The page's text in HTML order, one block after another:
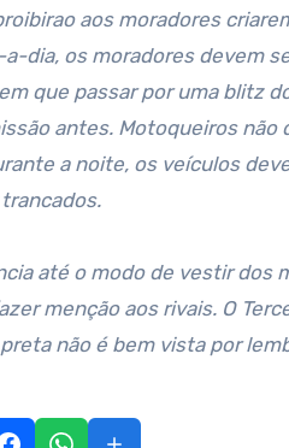
aos moradores
a-dia, os moradores devem
que passar por uma blitz
antes. Motoqueiros
a noite, os veículos
até o modo de vestir dos
menção aos rivais. O
não é bem vista por